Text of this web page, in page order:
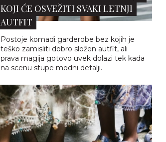
Crocs su prošle put od obuće koju su
mnogi osporavali do jednog od
najpoželjnijih modnih komada sez...